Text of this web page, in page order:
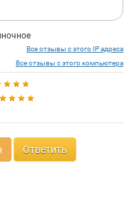
Все отзывы с этого IP адреса
Все отзывы с этого компьютера
Ответить